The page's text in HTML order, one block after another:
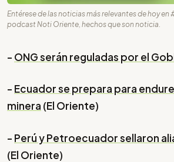
Entérese de las noticias más relevantes de hoy en
podcast Noti Oriente, hechos que son noticia.
- ONG serán reguladas por el
- Ecuador se prepara para
minera (El Oriente)
- Perú y Petroecuador sellaron
(El Oriente)